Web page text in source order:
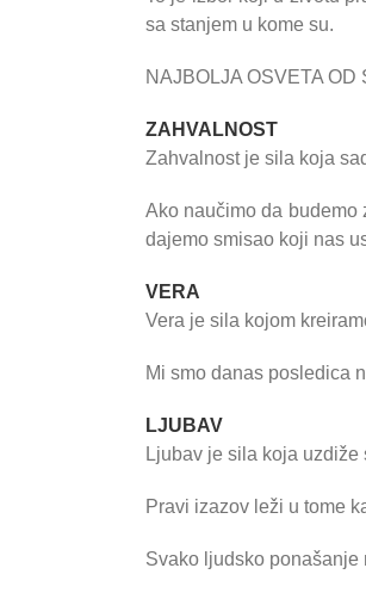
sa stanjem u kome su.
NAJBOLJA OSVETA OD
ZAHVALNOST
Zahvalnost je sila koja
Ako naučimo da budemo
dajemo smisao koji nas
VERA
Vera je sila kojom
Mi smo danas posledica
LJUBAV
Ljubav je sila koja
Pravi izazov leži u tome
Svako ljudsko